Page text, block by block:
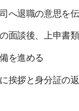
へ退職の意思を
面談後、上申書
を進める
挨拶と身分証の